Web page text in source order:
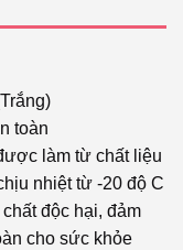
toàn
làm từ chất liệu
nhiệt từ -20 độ C
độc hại, đảm
cho sức khỏe